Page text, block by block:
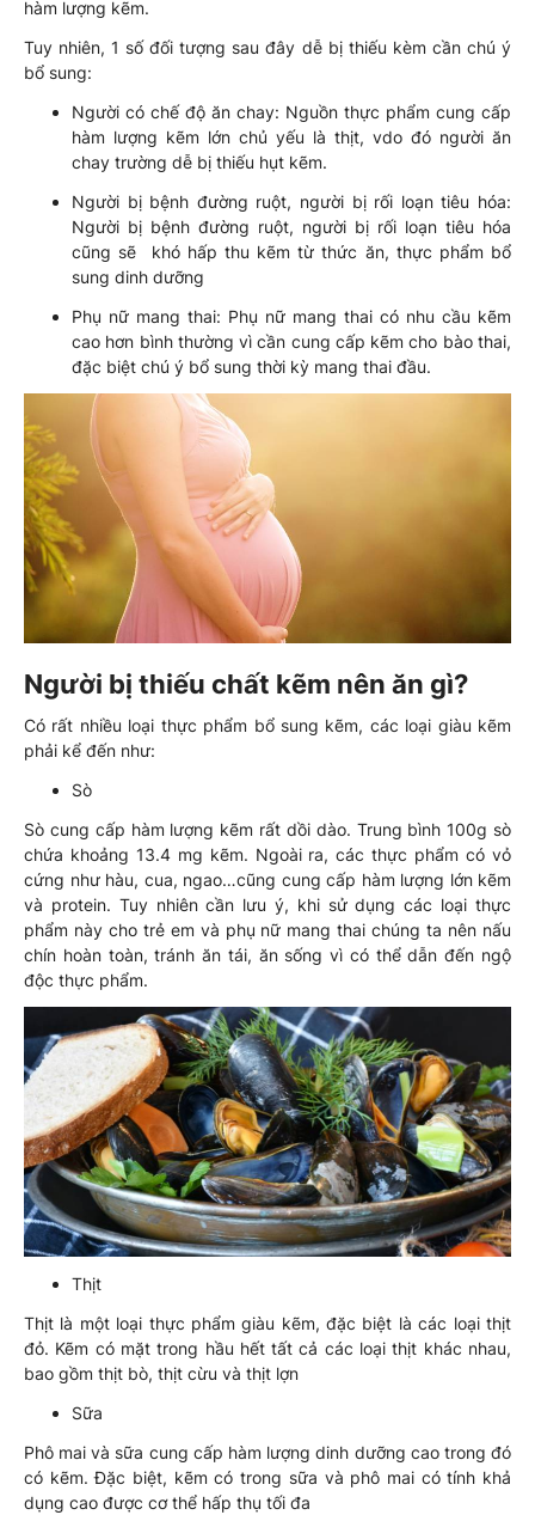
hàm lượng kẽm.
Tuy nhiên, 1 số đối tượng sau đây dễ bị thiếu kèm cần chú ý
bổ sung:
Người có chế độ ăn chay: Nguồn thực phẩm cung cấp
hàm lượng kẽm lớn chủ yếu là thịt, vdo đó người ăn
chay trường dễ bị thiếu hụt kẽm.
Người bị bệnh đường ruột, người bị rối loạn tiêu hóa:
Người bị bệnh đường ruột, người bị rối loạn tiêu hóa
cũng sẽ khó hấp thu kẽm từ thức ăn, thực phẩm bổ
sung dinh dưỡng
Phụ nữ mang thai: Phụ nữ mang thai có nhu cầu kẽm
cao hơn bình thường vì cần cung cấp kẽm cho bào thai,
đặc biệt chú ý bổ sung thời kỳ mang thai đầu.
Người bị thiếu chất kẽm nên ăn gì?
Có rất nhiều loại thực phẩm bổ sung kẽm, các loại giàu kẽm
phải kể đến như:
Sò
Sò cung cấp hàm lượng kẽm rất dồi dào. Trung bình 100g sò
chứa khoảng 13.4 mg kẽm. Ngoài ra, các thực phẩm có vỏ
cứng như hàu, cua, ngao…cũng cung cấp hàm lượng lớn kẽm
và protein. Tuy nhiên cần lưu ý, khi sử dụng các loại thực
phẩm này cho trẻ em và phụ nữ mang thai chúng ta nên nấu
chín hoàn toàn, tránh ăn tái, ăn sống vì có thể dẫn đến ngộ
độc thực phẩm.
Thịt
Thịt là một loại thực phẩm giàu kẽm, đặc biệt là các loại thịt
đỏ. Kẽm có mặt trong hầu hết tất cả các loại thịt khác nhau,
bao gồm thịt bò, thịt cừu và thịt lợn
Sữa
Phô mai và sữa cung cấp hàm lượng dinh dưỡng cao trong đó
có kẽm. Đặc biệt, kẽm có trong sữa và phô mai có tính khả
dụng cao được cơ thể hấp thụ tối đa